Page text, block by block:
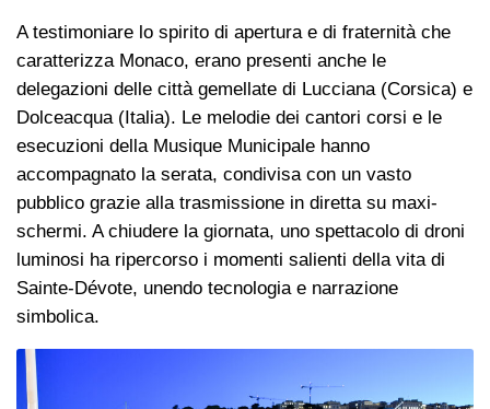
A testimoniare lo spirito di apertura e di fraternità che
caratterizza Monaco, erano presenti anche le
delegazioni delle città gemellate di Lucciana (Corsica) e
Dolceacqua (Italia). Le melodie dei cantori corsi e le
esecuzioni della Musique Municipale hanno
accompagnato la serata, condivisa con un vasto
pubblico grazie alla trasmissione in diretta su maxi-
schermi. A chiudere la giornata, uno spettacolo di droni
luminosi ha ripercorso i momenti salienti della vita di
Sainte-Dévote, unendo tecnologia e narrazione
simbolica.